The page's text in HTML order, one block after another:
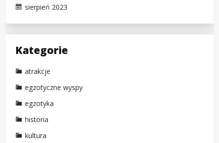
sierpień 2023
Kategorie
atrakcje
egzotyczne wyspy
egzotyka
historia
kultura